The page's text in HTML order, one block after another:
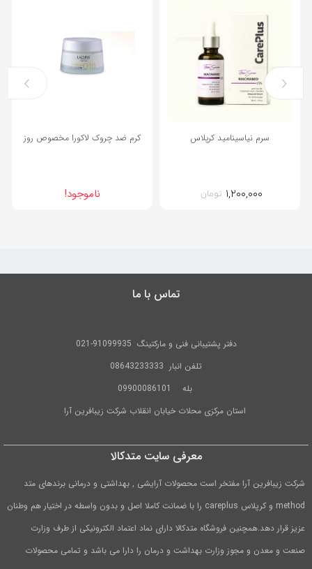
سرم نیاسینامید کرپلاس
۱,۲۰۰,۰۰۰ تومان
کرم ضد چروک لاکورا مخصوص روز
ناموجود!
تماس با ما
دفتر پشتیبانی فنی و مارکتینگ 91099935-021
تلفن انبار 08643233333
بله
09900086101
استان مرکزی محلات خیابان انقلاب شرکت زیبافرین آرا
معرفی سایت متدکالا
شرکت زیبافرین آرا مفتخر است محصولات آرایشی , بهداشتی و درمانی برندهای متد
method و کرپلاس careplus را با ضمانت کاملا اصل و بدون واسطه در اختیار هم وطنان
عزیز قرار دهد.همچنین فروشگاه متدکالا دارای نماد اعتماد الکترونیکی از طرف وزارت
صنعت و معدن و مجوز وزارت بهداشت و درمان را دارا می باشد و تمامی محصولات